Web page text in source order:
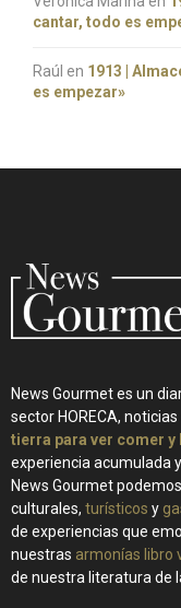
cantar, todo es
Raúl en 1913 |
es empezar»
News Gourmet es un
sector HORECA,
tierra para ver comer y
experiencia acumulada
News Gourmet
culturales, turísticos y
de experiencias que
nuestras armonías libro
de nuestra literatura de